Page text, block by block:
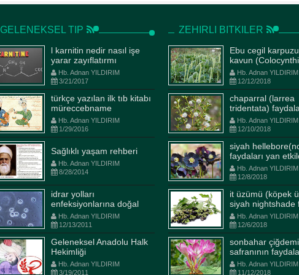
kudret şerbeti
Hb. Adnan YILDIRIM
Kayı boyu 6 asır dünyaya
hükmedecek bir devletin
tohumlarını bilecikte Ertuğrul Gazi
ile atarken; gözü pek, imanı
büyük, aklı hür nice yiğitler tuttu
ucundan sancağın. Öyle sıkı
tuttular öyle mertçe...
ev yapımı öksürük şurubu
Hb. Adnan YILDIRIM 10/20/2014
Bu yazı ile öksürük konusunda
size ve ailenize yardımcı
umuyoruz. Bu ev yapımı
şurubu bizim evde gayet güzel
sonuç veriyor umarım sizlerde
faydalanabilirsiniz. Bir önceki
yazımızda soğu...
GELENEKSEL TIP
l karnitin nedir nasıl işe
yarar zayıflatırmı
Hb. Adnan YILDIRIM
3/21/2017
türkçe yazılan ilk tıb kitabı
müreccebname
Hb. Adnan YILDIRIM
1/29/2016
Sağlıklı yaşam rehberi
Hb. Adnan YILDIRIM
8/28/2014
idrar yolları
enfeksiyonlarına doğal
çözüm
Hb. Adnan YILDIRIM
12/13/2011
Geleneksel Anadolu Halk
Hekimliği
Hb. Adnan YILDIRIM
3/19/2011
ZEHIRLI BITKILER
Ebu cegil karpuzu
kavun
Fructus) faydaları
etkileri kullanım
Hb. Adnan YILDIRIM
12/12/2018
chaparral (larrea
tridentata)
etkileri kullanım
Hb. Adnan YILDIRIM
12/10/2018
siyah
faydaları yan
kullanım şekli
etkileşimi
Hb. Adnan YILDIRIM
12/8/2018
it üzümü (köpek
siyah nightshade
yan etkileri
Hb. Adnan YILDIRIM
12/6/2018
sonbahar
safranının
etkileri kullanım
Hb. Adnan YILDIRIM
11/12/2018